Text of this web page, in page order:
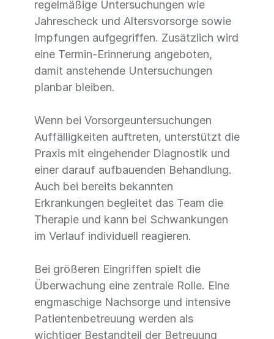
regelmäßige Untersuchungen wie
Jahrescheck und Altersvorsorge sowie
Impfungen aufgegriffen. Zusätzlich wird
eine Termin-Erinnerung angeboten,
damit anstehende Untersuchungen
planbar bleiben.
Wenn bei Vorsorgeuntersuchungen
Auffälligkeiten auftreten, unterstützt die
Praxis mit eingehender Diagnostik und
einer darauf aufbauenden Behandlung.
Auch bei bereits bekannten
Erkrankungen begleitet das Team die
Therapie und kann bei Schwankungen
im Verlauf individuell reagieren.
Bei größeren Eingriffen spielt die
Überwachung eine zentrale Rolle. Eine
engmaschige Nachsorge und intensive
Patientenbetreuung werden als
wichtiger Bestandteil der Betreuung